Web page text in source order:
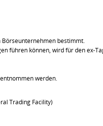
Börseunternehmen bestimmt.
führen können, wird für den ex-
werden.
Trading Facility)